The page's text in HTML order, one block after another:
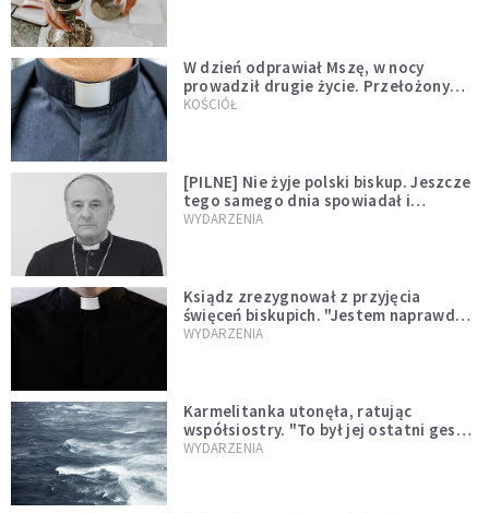
W dzień odprawiał Mszę, w nocy
prowadził drugie życie. Przełożony
kazał mu opuścić zakon
KOŚCIÓŁ
[PILNE] Nie żyje polski biskup. Jeszcze
tego samego dnia spowiadał i
sprawował Mszę świętą
WYDARZENIA
Ksiądz zrezygnował z przyjęcia
święceń biskupich. "Jestem naprawdę
niegodny"
WYDARZENIA
Karmelitanka utonęła, ratując
współsiostry. "To był jej ostatni gest
miłości"
WYDARZENIA